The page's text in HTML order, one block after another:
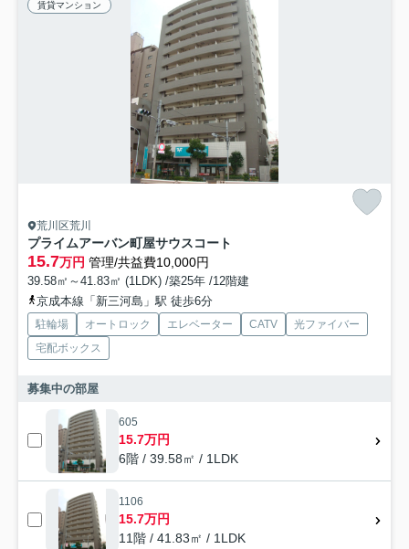
賃貸マンション
荒川区荒川
プライムアーバン町屋サウスコート
15.7万円 管理/共益費10,000円
39.58㎡～41.83㎡ (1LDK) /築25年 /12階建
京成本線「新三河島」駅 徒歩6分
駐輪場 オートロック エレベーター CATV
光ファイバー
宅配ボックス
募集中の部屋
605
15.7万円
6階 / 39.58㎡ / 1LDK
1106
15.7万円
11階 / 41.83㎡ / 1LDK